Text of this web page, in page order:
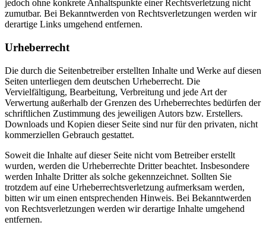
jedoch ohne konkrete Anhaltspunkte einer Rechtsverletzung nicht
zumutbar. Bei Bekanntwerden von Rechtsverletzungen werden wir
derartige Links umgehend entfernen.
Urheberrecht
Die durch die Seitenbetreiber erstellten Inhalte und Werke auf diesen
Seiten unterliegen dem deutschen Urheberrecht. Die
Vervielfältigung, Bearbeitung, Verbreitung und jede Art der
Verwertung außerhalb der Grenzen des Urheberrechtes bedürfen der
schriftlichen Zustimmung des jeweiligen Autors bzw. Erstellers.
Downloads und Kopien dieser Seite sind nur für den privaten, nicht
kommerziellen Gebrauch gestattet.
Soweit die Inhalte auf dieser Seite nicht vom Betreiber erstellt
wurden, werden die Urheberrechte Dritter beachtet. Insbesondere
werden Inhalte Dritter als solche gekennzeichnet. Sollten Sie
trotzdem auf eine Urheberrechtsverletzung aufmerksam werden,
bitten wir um einen entsprechenden Hinweis. Bei Bekanntwerden
von Rechtsverletzungen werden wir derartige Inhalte umgehend
entfernen.